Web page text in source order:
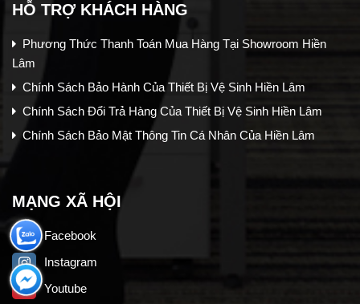
HỖ TRỢ KHÁCH HÀNG
Phương Thức Thanh Toán Mua Hàng Tại Showroom Hiền
Lâm
Chính Sách Bảo Hành Của Thiết Bị Vệ Sinh Hiền Lâm
Chính Sách Đổi Trả Hàng Của Thiết Bị Vệ Sinh Hiền Lâm
Chính Sách Bảo Mật Thông Tin Cá Nhân Của Hiền Lâm
MẠNG XÃ HỘI
Facebook
Instagram
Youtube